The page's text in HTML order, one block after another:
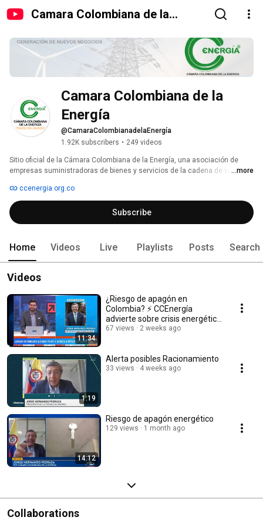
Camara Colombiana de la
Camara Colombiana de la
Energía
@CamaraColombianadelaEnergía
1.92K subscribers • 249 videos
Sitio oficial de la Cámara Colombiana de la Energía, una asociación de
empresas suministradoras de bienes y servicios de la cadena de valor del
extranjeras afiliadas a la Cámara Colombiana de la Energía suministran
insumos y prestan servicios a los generadores, transmisores,
distribuidores, comercializadores y consumidores de energía en el país,
bien sea energía eléctrica, gas y combustibles líquidos.
...more
ccenergia.org.co
Subscribe
Home Videos Live Playlists Posts Search
Videos
11:34
¿Riesgo de apagón en
Colombia? ⚡ CCEnergía
advierte sobre crisis energética
y Fenómeno del Niño
67 views 2 weeks ago
1:19
Alerta posibles Racionamiento
33 views 4 weeks ago
14:12
Riesgo de apagón energético
129 views 1 month ago
Collaborations